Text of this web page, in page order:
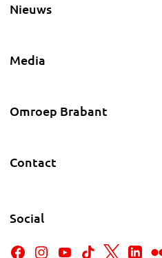
Nieuws
Media
Omroep Brabant
Contact
Social